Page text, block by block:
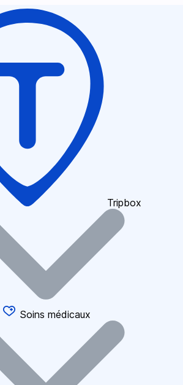
Tripbox
Soins médicaux